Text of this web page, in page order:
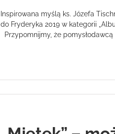
Inspirowana myślą ks. Józefa
do Fryderyka 2019 w kategorii
Przypomnijmy, że pomysłodawcą